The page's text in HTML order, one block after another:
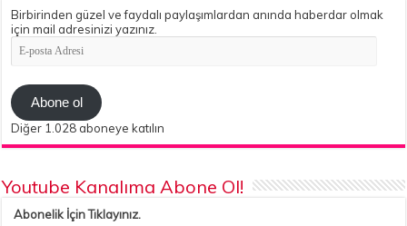
Birbirinden güzel ve faydalı paylaşımlardan anında haberdar olmak
için mail adresinizi yazınız.
E-
posta
Abone ol
Diğer 1.028 aboneye katılın
Youtube Kanalıma Abone Ol!
Abonelik İçin Tıklayınız.